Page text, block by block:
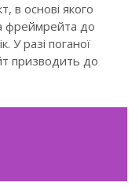
в основі якого
фреймрейта до
У разі поганої
призводить до